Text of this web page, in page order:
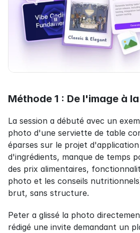
Méthode 1 : De l'image à
La session a débuté avec un
photo d'une serviette de table
éparses sur le projet
d'ingrédients, manque de temps
des prix alimentaires,
photo et les conseils
brut, sans structure.
Peter a glissé la photo
rédigé une invite demandant un